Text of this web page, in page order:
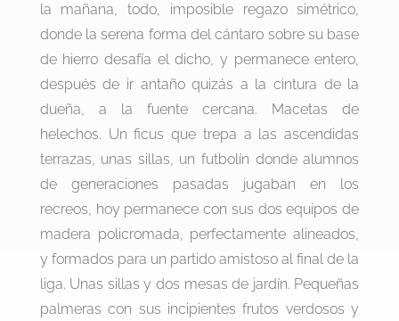
la mañana, todo, imposible regazo simétrico,
donde la serena forma del cántaro sobre su base
de hierro desafía el dicho, y permanece entero,
después de ir antaño quizás a la cintura de la
dueña, a la fuente cercana. Macetas de
helechos. Un ficus que trepa a las ascendidas
terrazas, unas sillas, un futbolín donde alumnos
de generaciones pasadas jugaban en los
recreos, hoy permanece con sus dos equipos de
madera policromada, perfectamente alineados,
y formados para un partido amistoso al final de la
liga. Unas sillas y dos mesas de jardín. Pequeñas
palmeras con sus incipientes frutos verdosos y